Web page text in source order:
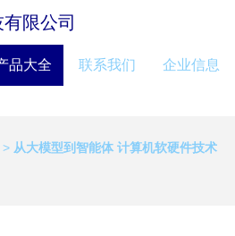
限公司
品大全 联系我们 企业信息
> 从大模型到智能体 计算机软硬件技术